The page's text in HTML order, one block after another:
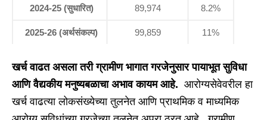
2024-25 (सुधारित) 89,974 8.2%
2025-26 (अर्थसंकल्प) 99,859 11%
खर्च वाढत असला तरी ग्रामीण भागात गरजेनुसार पायाभूत सुविधा
आणि वैद्यकीय मनुष्यबळाचा अभाव कायम आहे. आरोग्यसेवेवरील हा
खर्च वाढत्या लोकसंख्येच्या तुलनेत आणि प्राथमिक व माध्यमिक